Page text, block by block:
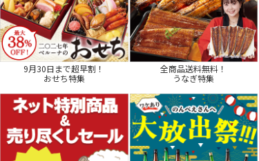
9月30日まで超早割！
おせち特集
全商品送料無料！
うなぎ特集